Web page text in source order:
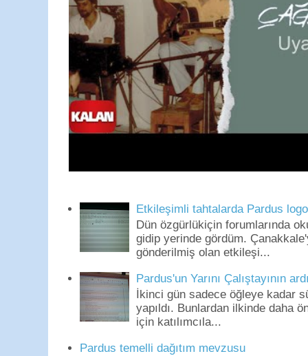
Etkileşimli tahtalarda Pardus
Dün özgürlükiçin forumlarında
gidip yerinde gördüm.
gönderilmiş olan etkileşi...
Pardus'un Yarını Çalıştayının
İkinci gün sadece öğleye kadar
yapıldı. Bunlardan ilkinde daha
için katılımcıla...
Pardus temelli dağıtım mevzusu